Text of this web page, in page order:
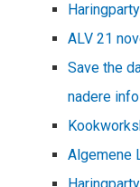
ALV 21
Save the
nadere
Algemene